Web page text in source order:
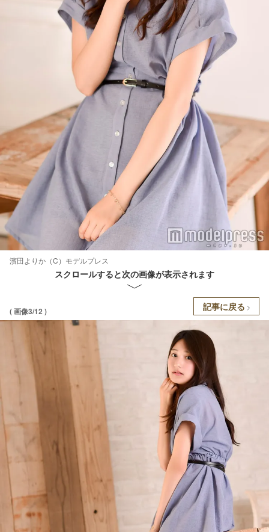
濱田よりか（C）モデルプレス
スクロールすると次の画像が表示されます
( 画像3/12 ) 記事に戻る